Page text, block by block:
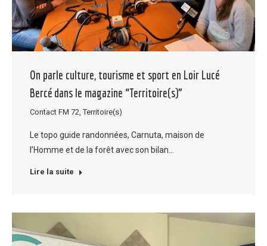
On parle culture, tourisme et sport en Loir Lucé
Bercé dans le magazine “Territoire(s)”
Contact FM 72 ,Territoire(s)
Le topo guide randonnées, Carnuta, maison de
l’Homme et de la forêt avec son bilan…
Lire la suite